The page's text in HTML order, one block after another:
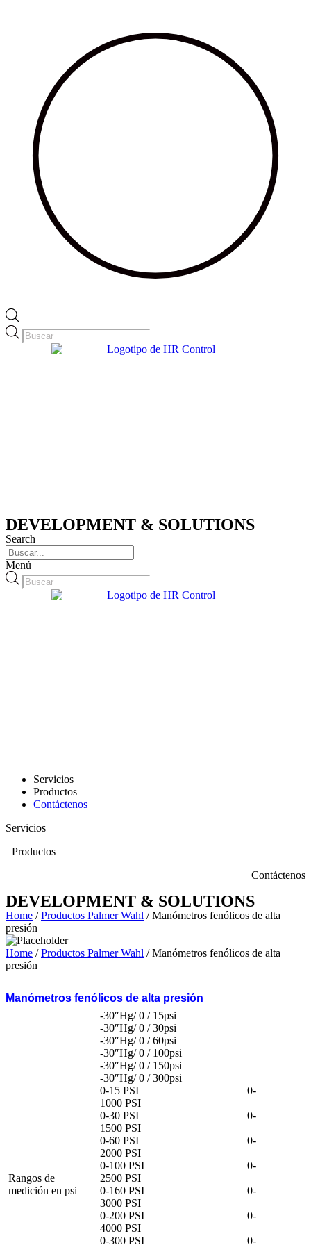
Búsqueda
de
productos
DEVELOPMENT & SOLUTIONS
Search
Menú
Búsqueda
de
productos
Servicios
Productos
Contáctenos
Servicios
Productos
Contáctenos
DEVELOPMENT & SOLUTIONS
Home /Productos Palmer Wahl / Manómetros fenólicos de alta
presión
Home /Productos Palmer Wahl / Manómetros fenólicos de alta
presión
Manómetros fenólicos de alta presión
Rangos de
medición en psi
-30″Hg/ 0 / 15psi
-30″Hg/ 0 / 30psi
-30″Hg/ 0 / 60psi
-30″Hg/ 0 / 100psi
-30″Hg/ 0 / 150psi
-30″Hg/ 0 / 300psi
0-15 PSI 0-
1000 PSI
0-30 PSI 0-
1500 PSI
0-60 PSI 0-
2000 PSI
0-100 PSI 0-
2500 PSI
0-160 PSI 0-
3000 PSI
0-200 PSI 0-
4000 PSI
0-300 PSI 0-